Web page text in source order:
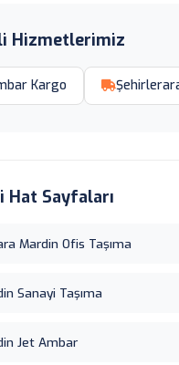
Hizmetlerimiz
Kargo
Hat Sayfaları
Mardin Ofis Taşıma
Sanayi Taşıma
Jet Ambar